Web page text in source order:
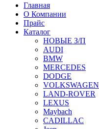
Главная
О Компании
Прайс
Каталог
НОВЫЕ З/П
AUDI
BMW
MERCEDES
DODGE
VOLKSWAGEN
LAND-ROVER
LEXUS
Maybach
CADILLAC